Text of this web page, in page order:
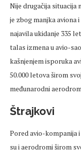
Nije drugačija
je zbog manjka aviona
najavila ukidanje 335
talas izmena u avio-
kašnjenjem isporuka
50.000 letova širom
međunarodni
Štrajkovi
Pored avio-kompanija
su i aerodromi širom